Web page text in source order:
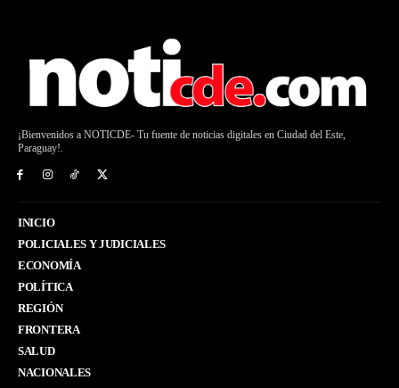
¡Bienvenidos a NOTICDE- Tu fuente de noticias digitales en Ciudad del Este,
Paraguay!.
INICIO
POLICIALES Y JUDICIALES
ECONOMÍA
POLÍTICA
REGIÓN
FRONTERA
SALUD
NACIONALES